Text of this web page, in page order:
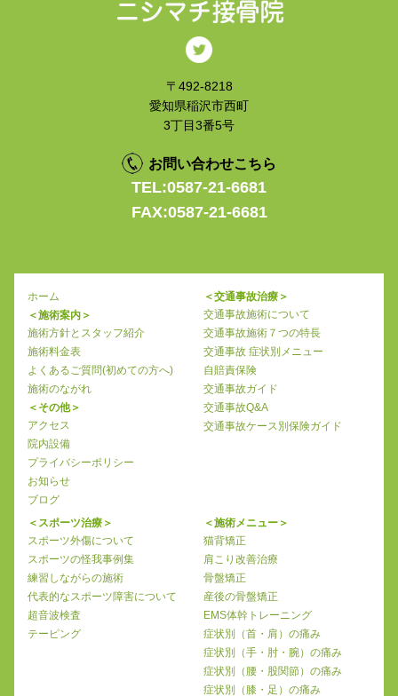
〒492-8218
愛知県稲沢市西町
3丁目3番5号
お問い合わせこちら
TEL:0587-21-6681
FAX:0587-21-6681
ホーム
＜施術案内＞
施術方針とスタッフ紹介
施術料金表
よくあるご質問(初めての方へ)
施術のながれ
＜その他＞
アクセス
院内設備
プライバシーポリシー
お知らせ
ブログ
＜交通事故治療＞
交通事故施術について
交通事故施術７つの特長
交通事故 症状別メニュー
自賠責保険
交通事故ガイド
交通事故Q&A
交通事故ケース別保険ガイド
＜スポーツ治療＞
スポーツ外傷について
スポーツの怪我事例集
練習しながらの施術
代表的なスポーツ障害について
超音波検査
テーピング
＜施術メニュー＞
猫背矯正
肩こり改善治療
骨盤矯正
産後の骨盤矯正
EMS体幹トレーニング
症状別（首・肩）の痛み
症状別（手・肘・腕）の痛み
症状別（腰・股関節）の痛み
症状別（膝・足）の痛み